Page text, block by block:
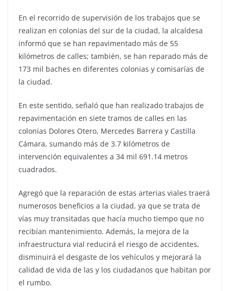
En el recorrido de supervisión de los trabajos que se
realizan en colonias del sur de la ciudad, la alcaldesa
informó que se han repavimentado más de 55
kilómetros de calles; también, se han reparado más de
173 mil baches en diferentes colonias y comisarías de
la ciudad.
En este sentido, señaló que han realizado trabajos de
repavimentación en siete tramos de calles en las
colonias Dolores Otero, Mercedes Barrera y Castilla
Cámara, sumando más de 3.7 kilómetros de
intervención equivalentes a 34 mil 691.14 metros
cuadrados.
Agregó que la reparación de estas arterias viales traerá
numerosos beneficios a la ciudad, ya que se trata de
vías muy transitadas que hacía mucho tiempo que no
recibían mantenimiento. Además, la mejora de la
infraestructura vial reducirá el riesgo de accidentes,
disminuirá el desgaste de los vehículos y mejorará la
calidad de vida de las y los ciudadanos que habitan por
el rumbo.